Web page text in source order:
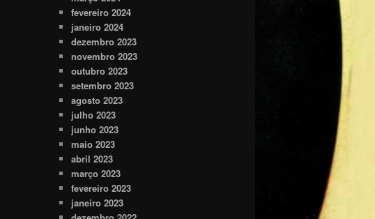
fevereiro 2024
janeiro 2024
dezembro 2023
novembro 2023
outubro 2023
setembro 2023
agosto 2023
julho 2023
junho 2023
maio 2023
abril 2023
março 2023
fevereiro 2023
janeiro 2023